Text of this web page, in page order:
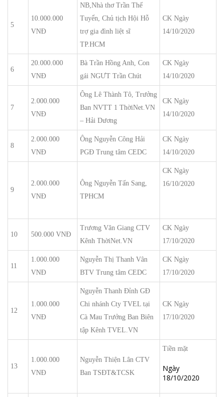
5
10.000.000
VNĐ
NB,Nhà thơ Trần Thế
Tuyển, Chủ tịch Hội Hỗ
trợ gia đình liệt sĩ
TP.HCM
CK Ngày
14/10/2020
6
20.000.000
VNĐ
Bà Trần Hồng Anh, Con
gái NGƯT Trần Chút
CK Ngày
14/10/2020
7
2.000.000
VNĐ
Ông Lê Thành Tô, Trưởng
Ban NVTT 1 ThờiNet.VN
– Hải Dương
CK Ngày
14/10/2020
8
2.000.000
VNĐ
Ông Nguyễn Công Hải
PGĐ Trung tâm CEDC
CK Ngày
14/10/2020
9
2.000.000
VNĐ
Ông Nguyễn Tấn Sang,
TPHCM
CK Ngày
16/10/2020
10 500.000 VNĐ
Trương Văn Giang CTV
Kênh ThờiNet.VN
CK Ngày
17/10/2020
11
1.000.000
VNĐ
Nguyễn Thị Thanh Vân
BTV Trung tâm CEDC
CK Ngày
17/10/2020
12
1.000.000
VNĐ
Nguyễn Thanh Đỉnh GĐ
Chi nhánh Cty TVEL tại
Cà Mau Trưởng Ban Biên
tập Kênh TVEL.VN
CK Ngày
17/10/2020
13
1.000.000
VNĐ
Nguyễn Thiện Lân CTV
Ban TSĐT&TCSK
Tiền mặt
Ngày
18/10/2020